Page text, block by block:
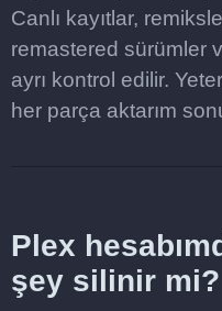
Canlı kayıtlar,
remastered sürümler
ayrı kontrol edilir.
her parça aktarım
Plex
şey silinir mi?